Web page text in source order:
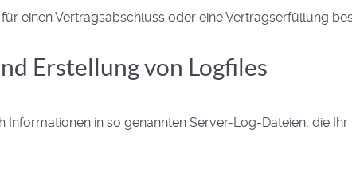
einen Vertragsabschluss oder eine Vertragserfüllung
Erstellung von Logfiles
in so genannten Server-Log-Dateien, die